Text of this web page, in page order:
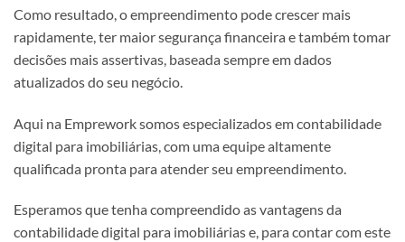
Como resultado, o empreendimento pode crescer mais
rapidamente, ter maior segurança financeira e também tomar
decisões mais assertivas, baseada sempre em dados
atualizados do seu negócio.
Aqui na Emprework somos especializados em contabilidade
digital para imobiliárias, com uma equipe altamente
qualificada pronta para atender seu empreendimento.
Esperamos que tenha compreendido as vantagens da
contabilidade digital para imobiliárias e, para contar com este